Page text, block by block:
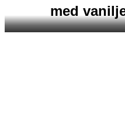
med